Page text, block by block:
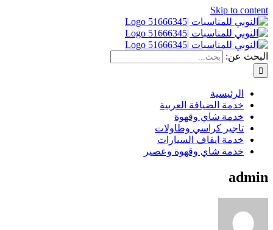
Skip to content
البحث عن:
الرئيسية
خدمة الضيافة العربية
خدمة شاي وقهوة
تاجير كراسي وطاولات
خدمة ايقاف السيارات
خدمة شاي وقهوة وعصير
admin